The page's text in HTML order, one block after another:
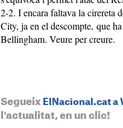
2-2. I encara faltava la cirereta
City, ja en el descompte, que
Bellingham. Veure per creure.
Segueix ElNacional.cat a
l'actualitat, en un clic!